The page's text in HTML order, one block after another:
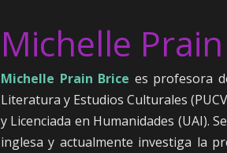
Michelle
Michelle Prain Brice es profesora
Literatura y Estudios Culturales
y Licenciada en Humanidades (UAI).
inglesa y actualmente investiga la